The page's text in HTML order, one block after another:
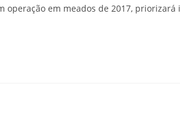
operação em meados de 2017,